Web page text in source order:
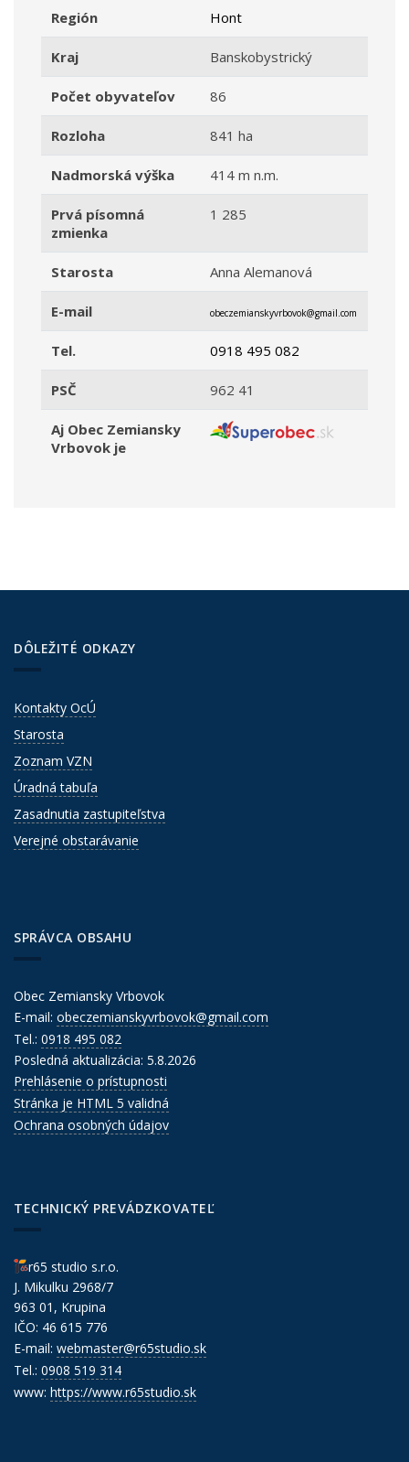
Región Hont
Kraj Banskobystrický
Počet obyvateľov 86
Rozloha 841 ha
Nadmorská výška 414 m n.m.
Prvá písomná
zmienka
1 285
Starosta Anna Alemanová
E-mail obeczemianskyvrbovok@gmail.com
Tel. 0918 495 082
PSČ 962 41
Aj Obec Zemiansky
Vrbovok je
DÔLEŽITÉ ODKAZY
Kontakty OcÚ
Starosta
Zoznam VZN
Úradná tabuľa
Zasadnutia zastupiteľstva
Verejné obstarávanie
SPRÁVCA OBSAHU
Obec Zemiansky Vrbovok
E-mail: obeczemianskyvrbovok@gmail.com
Tel.: 0918 495 082
Posledná aktualizácia: 5.8.2026
Prehlásenie o prístupnosti
Stránka je HTML 5 validná
Ochrana osobných údajov
TECHNICKÝ PREVÁDZKOVATEĽ
r65 studio s.r.o.
J. Mikulku 2968/7
963 01, Krupina
IČO: 46 615 776
E-mail: webmaster@r65studio.sk
Tel.: 0908 519 314
www: https://www.r65studio.sk